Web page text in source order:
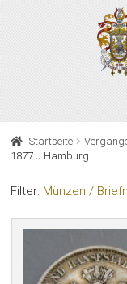
HOME
ÜBER UNS
Startseite
1877 J Hamburg
Filter: Münzen /